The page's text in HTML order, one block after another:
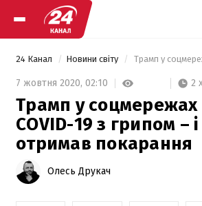
24 Канал Новини світу
7 жовтня 2020, 02:10 2
Трамп у соцмережах
COVID-19 з грипом –
отримав покарання
Олесь Друкач